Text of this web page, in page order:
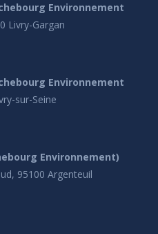
Environnement
Livry-Gargan
Environnement
sur-Seine
Environnement)
95100 Argenteuil